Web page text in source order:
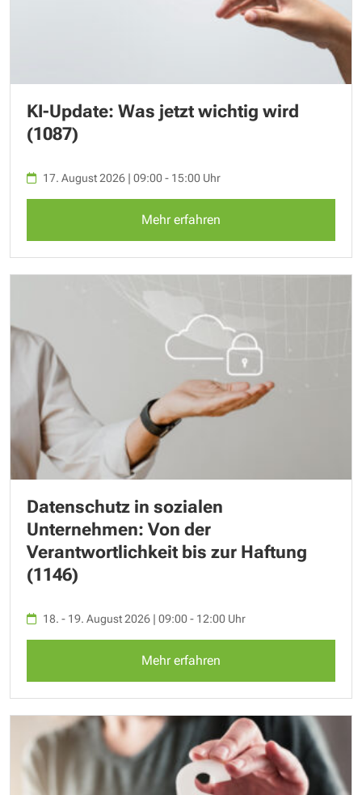
KI-Update: Was jetzt wichtig wird
(1087)
17. August 2026 | 09:00 - 15:00 Uhr
Mehr erfahren
Datenschutz in sozialen
Unternehmen: Von der
Verantwortlichkeit bis zur Haftung
(1146)
18. - 19. August 2026 | 09:00 - 12:00 Uhr
Mehr erfahren